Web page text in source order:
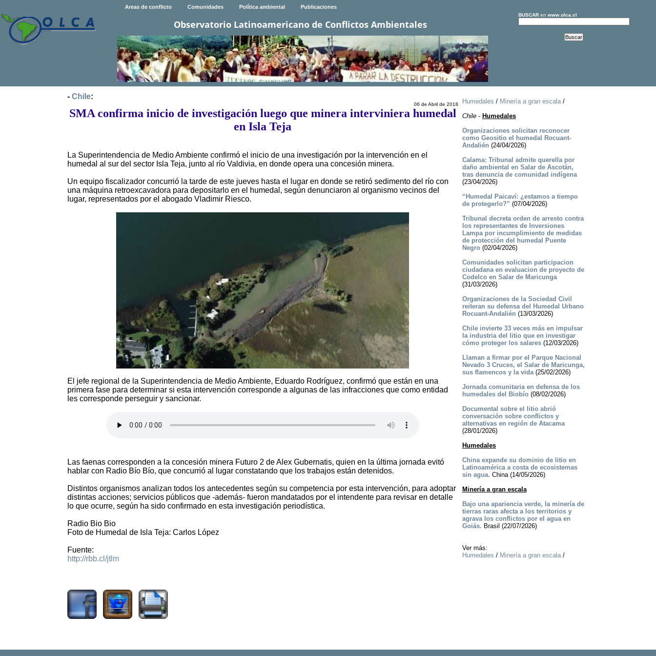
Areas de conflicto Comunidades Política ambiental Publicaciones
Observatorio Latinoamericano de Conflictos Ambientales
BUSCARen www.olca.cl
- Chile:
06 de Abril de 2018
SMA confirma inicio de investigación luego que minera interviniera humedal
en Isla Teja
La Superintendencia de Medio Ambiente confirmó el inicio de una investigación por la intervención en el
humedal al sur del sector Isla Teja, junto al río Valdivia, en donde opera una concesión minera.
Un equipo fiscalizador concurrió la tarde de este jueves hasta el lugar en donde se retiró sedimento del río con
una máquina retroexcavadora para depositarlo en el humedal, según denunciaron al organismo vecinos del
lugar, representados por el abogado Vladimir Riesco.
El jefe regional de la Superintendencia de Medio Ambiente, Eduardo Rodríguez, confirmó que están en una
primera fase para determinar si esta intervención corresponde a algunas de las infracciones que como entidad
les corresponde perseguir y sancionar.
Las faenas corresponden a la concesión minera Futuro 2 de Alex Gubernatis, quien en la última jornada evitó
hablar con Radio Bío Bío, que concurrió al lugar constatando que los trabajos están detenidos.
Distintos organismos analizan todos los antecedentes según su competencia por esta intervención, para adoptar
distintas acciones; servicios públicos que -además- fueron mandatados por el intendente para revisar en detalle
lo que ocurre, según ha sido confirmado en esta investigación periodística.
Radio Bio Bio
Foto de Humedal de Isla Teja: Carlos López
Fuente:
http://rbb.cl/jtlm
Humedales / Minería a gran escala/
Chile- Humedales
Organizaciones solicitan reconocer
como Geositio el humedal Rocuant-
Andalién (24/04/2026)
Calama: Tribunal admite querella por
daño ambiental en Salar de Ascotán,
tras denuncia de comunidad indígena
(23/04/2026)
“Humedal Paicaví: ¿estamos a tiempo
de protegerlo?” (07/04/2026)
Tribunal decreta orden de arresto contra
los representantes de Inversiones
Lampa por incumplimiento de medidas
de protección del humedal Puente
Negro(02/04/2026)
Comunidades solicitan participacion
ciudadana en evaluacion de proyecto de
Codelco en Salar de Maricunga
(31/03/2026)
Organizaciones de la Sociedad Civil
reiteran su defensa del Humedal Urbano
Rocuant-Andalién (13/03/2026)
Chile invierte 33 veces más en impulsar
la industria del litio que en investigar
cómo proteger los salares(12/03/2026)
Llaman a firmar por el Parque Nacional
Nevado 3 Cruces, el Salar de Maricunga,
sus flamencos y la vida(25/02/2026)
Jornada comunitaria en defensa de los
humedales del Biobío(08/02/2026)
Documental sobre el litio abrió
conversación sobre conflictos y
alternativas en región de Atacama
(28/01/2026)
Humedales
China expande su dominio de litio en
Latinoamérica a costa de ecosistemas
sin agua. China (14/05/2026)
Minería a gran escala
Bajo una apariencia verde, la minería de
tierras raras afecta a los territorios y
agrava los conflictos por el agua en
Goiás. Brasil (22/07/2026)
Ver más:
Humedales / Minería a gran escala/